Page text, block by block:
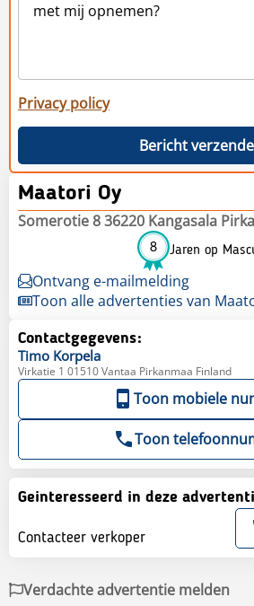
Privacy policy
Bericht
Maatori Oy
Somerotie 8 36220 Kangasala
8 Jaren op
Ontvang e-mailmelding
Toon alle advertenties van
Contactgegevens:
Timo Korpela
Virkatie 1 01510 Vantaa Pirkanmaa Finland
Toon mobiele
Toon
Geinteresseerd in deze
Contacteer verkoper
Verdachte advertentie melden